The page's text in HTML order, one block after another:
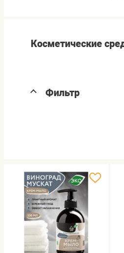
Косметические
Фильтр